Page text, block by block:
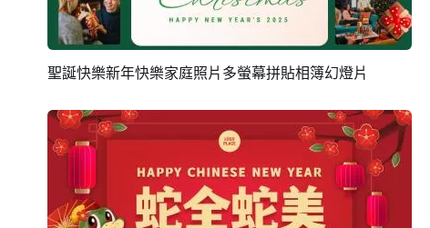
預覽 AI剪同款
聖誕快樂新年快樂家庭照片多螢幕拼貼相簿幻燈片